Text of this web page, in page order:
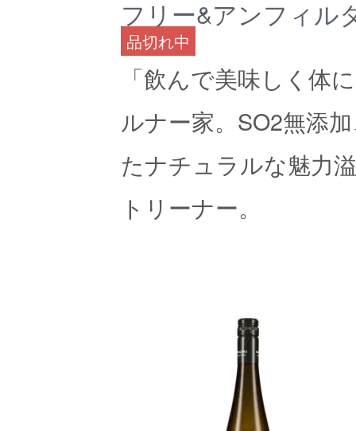
フリー&アンフィル
品切れ中
「飲んで美味しく体
ルナー家。SO2無添
たナチュラルな魅力
トリーナー。